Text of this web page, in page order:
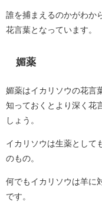
誰を捕まえるのかがわか
花言葉となっています。
媚薬
媚薬はイカリソウの花言
知っておくとより深く花
しょう。
イカリソウは生薬として
のもの。
何でもイカリソウは羊に
です。